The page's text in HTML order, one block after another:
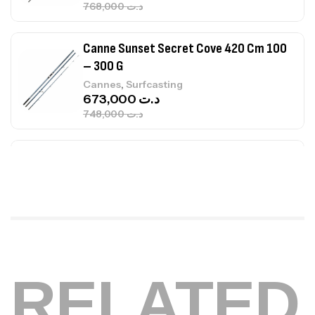
د.ت673,000
Canne Jigging Sunset Massive Attack